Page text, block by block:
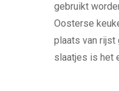
gebruikt
Oosterse
plaats van rijst
slaatjes is het